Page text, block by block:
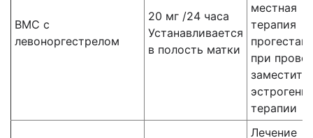
ВМС с
левоноргестрелом
20 мг /24 часа
Устанавливается
в полость матки
местная
терапия
при
терапии
Лечение